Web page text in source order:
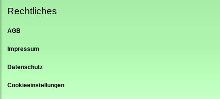
Rechtliches
AGB
Impressum
Datenschutz
Cookieeinstellungen